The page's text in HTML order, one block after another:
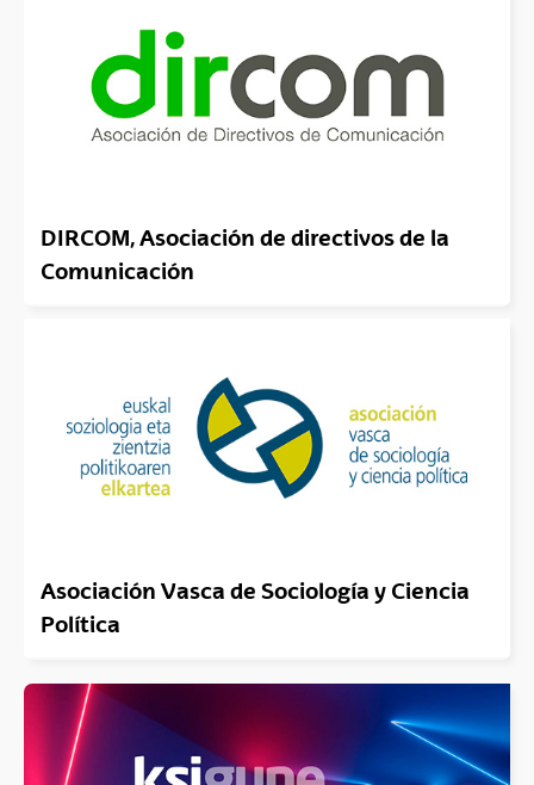
DIRCOM, Asociación de directivos de la
Comunicación
Asociación Vasca de Sociología y Ciencia
Política